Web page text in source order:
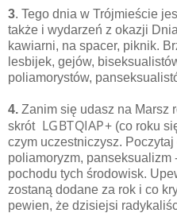
3. Tego dnia w Trójmieście
także i wydarzeń z okazji
kawiarni, na spacer, piknik.
lesbijek, gejów,
poliamorystów,
4. Zanim się udasz na Marsz
skrót LGBTQIAP+ (co roku
czym uczestniczysz. Poczytaj
poliamoryzm, panseksualizm
pochodu tych środowisk.
zostaną dodane za rok i co
pewien, że dzisiejsi